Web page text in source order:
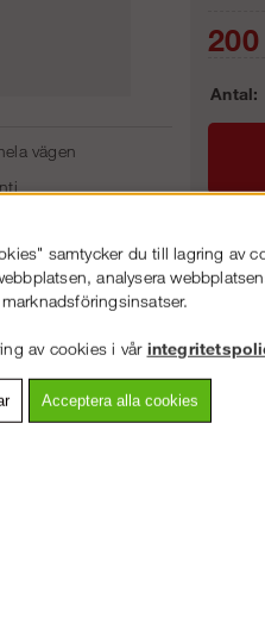
vägen
200
Antal:
Frakt:
info
samtycker du till lagring av
analysera
av cookies i vår
Acceptera alla cookies
ELLER FÖRETAG NEDAN.